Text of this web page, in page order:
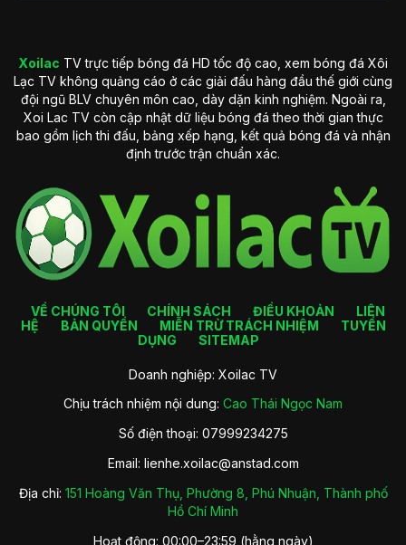
Xoilac TV trực tiếp bóng đá HD tốc độ cao, xem bóng đá Xôi
Lạc TV không quảng cáo ở các giải đấu hàng đầu thế giới cùng
đội ngũ BLV chuyên môn cao, dày dặn kinh nghiệm. Ngoài ra,
Xoi Lac TV còn cập nhật dữ liệu bóng đá theo thời gian thực
bao gồm lịch thi đấu, bảng xếp hạng, kết quả bóng đá và nhận
định trước trận chuẩn xác.
VỀ CHÚNG TÔI CHÍNH SÁCH ĐIỀU KHOẢN
LIÊN
HỆ
BẢN QUYỀN MIỄN TRỪ TRÁCH NHIỆM
TUYỂN
DỤNG
SITEMAP
Doanh nghiệp: Xoilac TV
Chịu trách nhiệm nội dung: Cao Thái Ngọc Nam
Số điện thoại: 07999234275
Email: lienhe.xoilac@anstad.com
Địa chỉ: 151 Hoàng Văn Thụ, Phường 8, Phú Nhuận, Thành phố
Hồ Chí Minh
Hoạt động: 00:00–23:59 (hằng ngày)